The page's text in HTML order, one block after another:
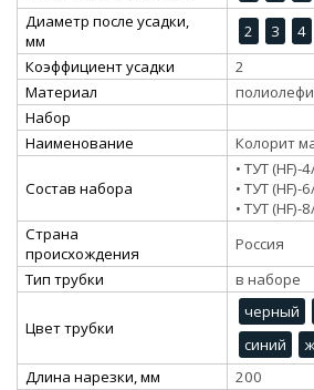
Диаметр после усадки,
мм
2 3
4
Коэффициент усадки
2
Материал
Набор
Наименование
Колорит
Состав набора
• ТУТ
• ТУТ
• ТУТ
Страна
происхождения
Россия
Тип трубки
в наборе
Цвет трубки
черный
синий
Длина нарезки, мм
200